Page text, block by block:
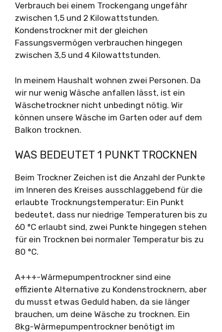
Verbrauch bei einem Trockengang ungefähr
zwischen 1,5 und 2 Kilowattstunden.
Kondenstrockner mit der gleichen
Fassungsvermögen verbrauchen hingegen
zwischen 3,5 und 4 Kilowattstunden.
In meinem Haushalt wohnen zwei Personen. Da
wir nur wenig Wäsche anfallen lässt, ist ein
Wäschetrockner nicht unbedingt nötig. Wir
können unsere Wäsche im Garten oder auf dem
Balkon trocknen.
WAS BEDEUTET 1 PUNKT TROCKNEN
Beim Trockner Zeichen ist die Anzahl der Punkte
im Inneren des Kreises ausschlaggebend für die
erlaubte Trocknungstemperatur: Ein Punkt
bedeutet, dass nur niedrige Temperaturen bis zu
60 °C erlaubt sind, zwei Punkte hingegen stehen
für ein Trocknen bei normaler Temperatur bis zu
80 °C.
A+++-Wärmepumpentrockner sind eine
effiziente Alternative zu Kondenstrocknern, aber
du musst etwas Geduld haben, da sie länger
brauchen, um deine Wäsche zu trocknen. Ein
8kg-Wärmepumpentrockner benötigt im